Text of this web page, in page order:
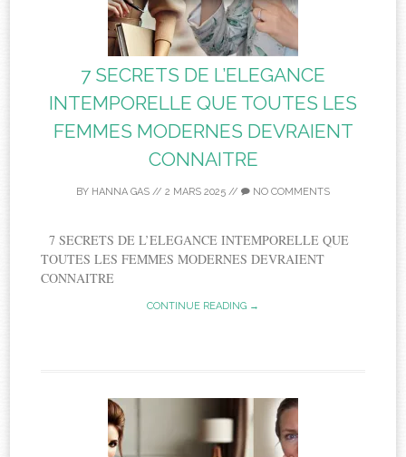
7 SECRETS DE L’ELEGANCE
INTEMPORELLE QUE TOUTES LES
FEMMES MODERNES DEVRAIENT
CONNAITRE
BY HANNA GAS // 2 MARS 2025 // NO COMMENTS
7 SECRETS DE L’ELEGANCE INTEMPORELLE QUE
TOUTES LES FEMMES MODERNES DEVRAIENT
CONNAITRE
CONTINUE READING →